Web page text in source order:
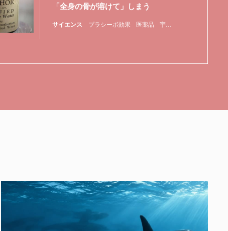
サイエンス プラシーボ効果 医薬品 宇宙放射線
「全身の骨が溶けて」しまう